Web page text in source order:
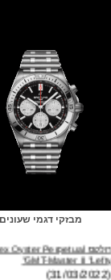
מבזקי דגמי שעונים
GMT-Master